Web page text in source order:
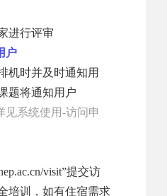
进行评审
户
机时并及时通知用
题将通知用户
见系统使用-访问申
visit”提交访
培训，如有住宿需求